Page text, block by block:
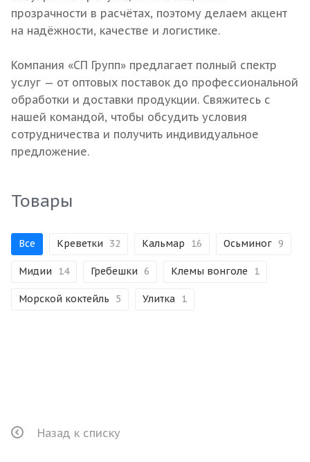
прозрачности в расчётах, поэтому делаем акцент
на надёжности, качестве и логистике.
Компания «СП Групп» предлагает полный спектр
услуг — от оптовых поставок до профессиональной
обработки и доставки продукции. Свяжитесь с
нашей командой, чтобы обсудить условия
сотрудничества и получить индивидуальное
предложение.
Товары
Все Креветки 32 Кальмар 16 Осьминог 9
Мидии 14 Гребешки 6 Клемы вонголе 1
Морской коктейль 5 Улитка 1
Назад к списку